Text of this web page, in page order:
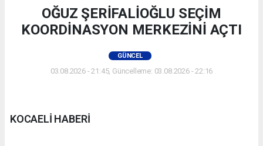
OĞUZ ŞERİFALİOĞLU SEÇİM
KOORDİNASYON MERKEZİNİ AÇTI
GÜNCEL
03.08.2026 - 21:45, Güncelleme: 03.08.2026 - 22:16
KOCAELİ HABERİ